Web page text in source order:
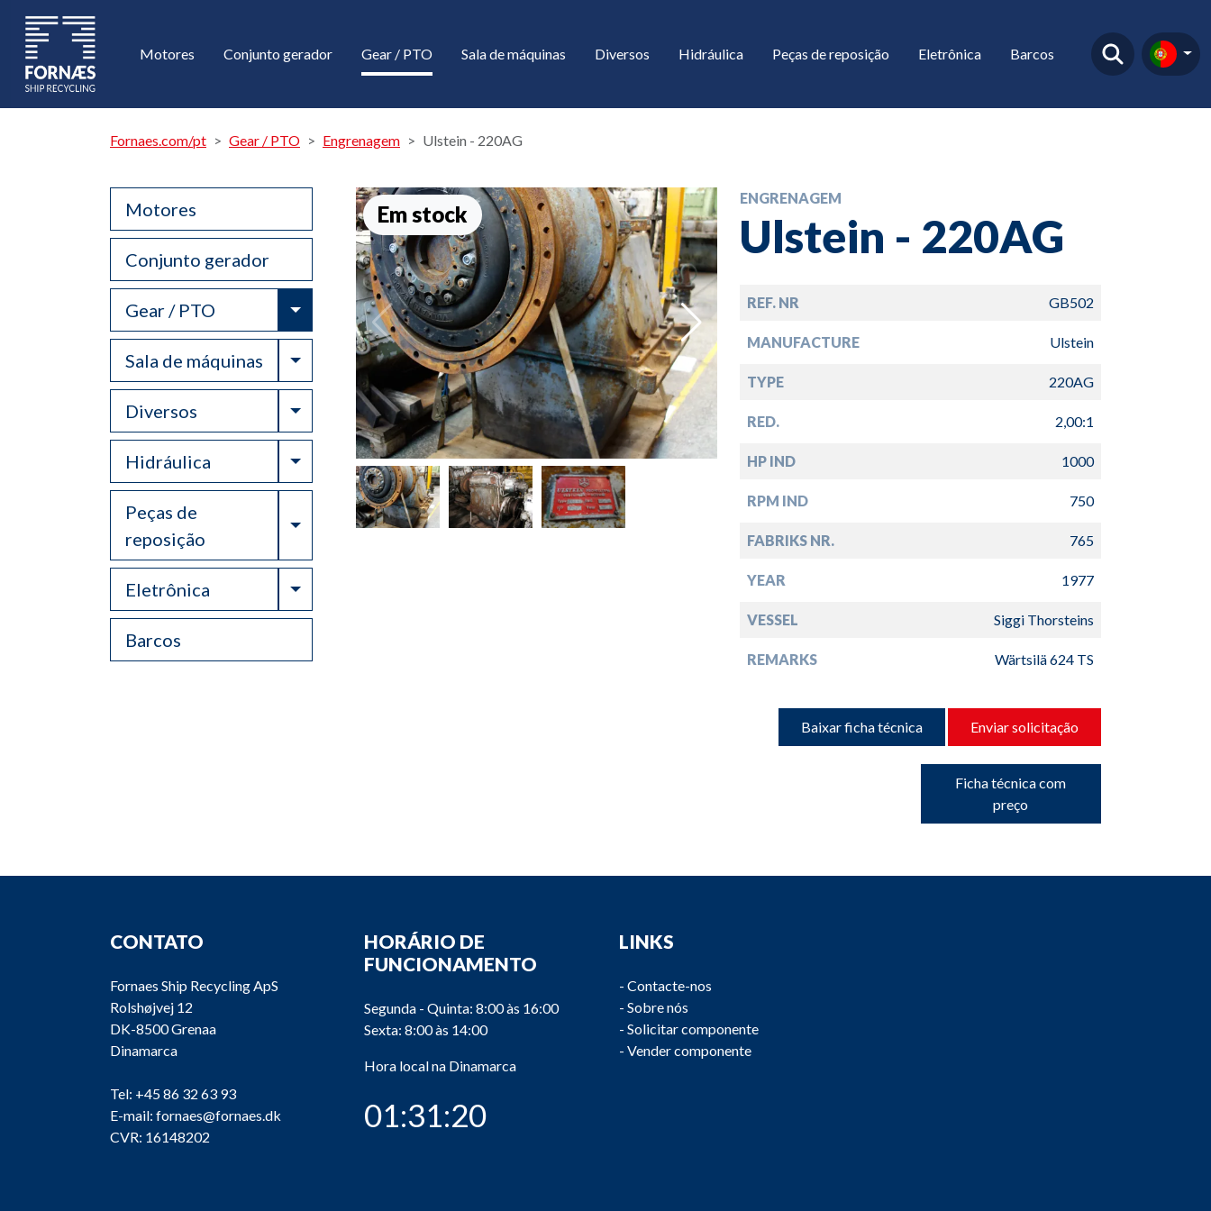
Motores Conjunto gerador Gear / PTO Sala de máquinas Diversos Hidráulica Peças de reposição Eletrônica Barcos
Fornaes.com/pt Gear / PTO Engrenagem Ulstein - 220AG
Motores
Conjunto gerador
Gear / PTO Toggle Dropdown
Sala de máquinas Toggle Dropdown
Diversos Toggle Dropdown
Hidráulica Toggle Dropdown
Peças de
reposição
Toggle Dropdown
Eletrônica Toggle Dropdown
Barcos
Em stock
ENGRENAGEM
Ulstein - 220AG
REF. NR GB502
MANUFACTURE Ulstein
TYPE 220AG
RED. 2,00:1
HP IND 1000
RPM IND 750
FABRIKS NR. 765
YEAR 1977
VESSEL Siggi Thorsteins
REMARKS Wärtsilä 624 TS
Baixar ficha técnica Enviar solicitação
Ficha técnica com
preço
CONTATO
Fornaes Ship Recycling ApS
Rolshøjvej 12
DK-8500 Grenaa
Dinamarca
Tel: +45 86 32 63 93
E-mail: fornaes@fornaes.dk
CVR: 16148202
HORÁRIO DE
FUNCIONAMENTO
Segunda - Quinta: 8:00 às 16:00
Sexta: 8:00 às 14:00
Hora local na Dinamarca
01:31:20
LINKS
- Contacte-nos
- Sobre nós
- Solicitar componente
- Vender componente